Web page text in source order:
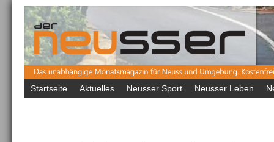
Startseite Aktuelles Neusser Sport Neusser Leben